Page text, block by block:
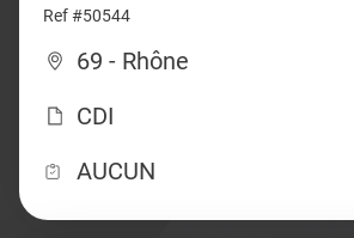
Ref #50544
69 - Rhône
CDI
AUCUN